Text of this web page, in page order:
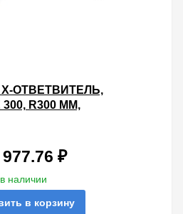
ОТВЕТВИТЕЛЬ,
R300 ММ,
₽
в наличии
в корзину